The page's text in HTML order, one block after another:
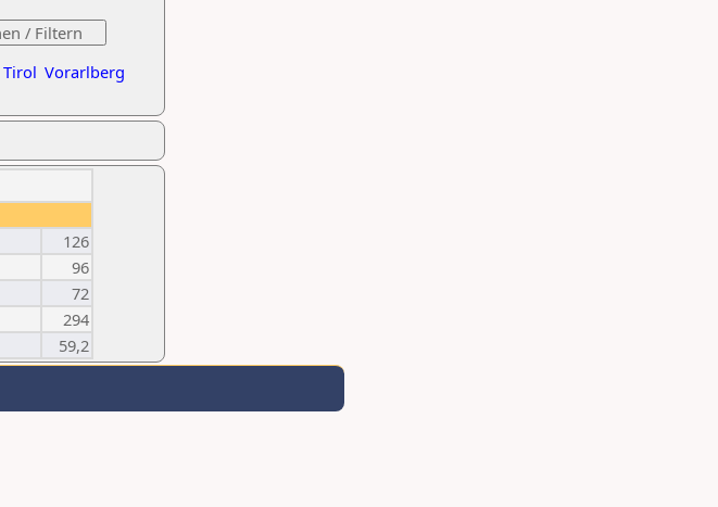
Tirol Vorarlberg
126
96
72
294
59,2